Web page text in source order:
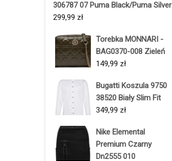
306787 07 Puma Black/Puma Silver
299,99 zł
Torebka MONNARI -
BAG0370-008 Zieleń
149,99 zł
Bugatti Koszula 9750
38520 Biały Slim Fit
349,99 zł
Nike Elemental
Premium Czarny
Dn2555 010